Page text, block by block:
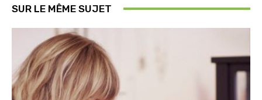
SUR LE MÊME SUJET